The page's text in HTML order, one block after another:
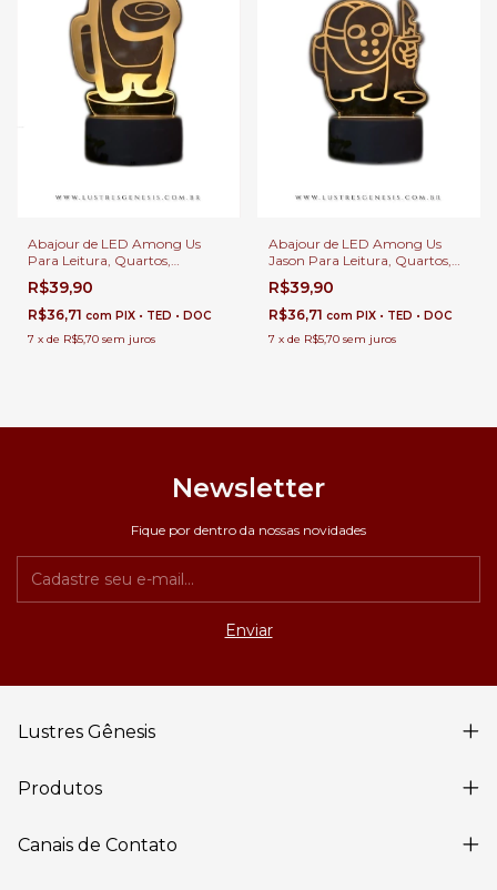
Abajour de LED Among Us
Para Leitura, Quartos,
Escritório e Escrivaninhas
R$39,90
R$36,71 com PIX • TED • DOC
7 x de R$5,70 sem juros
Abajour de LED Among Us
Jason Para Leitura, Quartos,
Escritório e Escrivaninhas
R$39,90
R$36,71 com PIX • TED • DOC
7 x de R$5,70 sem juros
Newsletter
Fique por dentro da nossas novidades
Lustres Gênesis
Produtos
Canais de Contato